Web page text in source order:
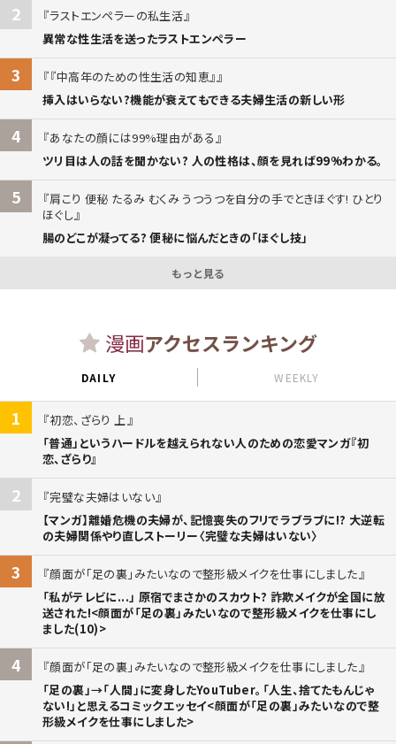
2
ラストエンペラーの私生活
異常な性生活を送ったラストエンペラー
3
『中高年のための性生活の知恵』
挿入はいらない?機能が衰えてもできる夫婦生活の新しい形
4
あなたの顔には99%理由がある
ツリ目は人の話を聞かない? 人の性格は、顔を見れば99%わかる。
5
肩こり 便秘 たるみ むくみ うつうつを自分の手でときほぐす! ひとり
ほぐし
腸のどこが凝ってる? 便秘に悩んだときの「ほぐし技」
もっと見る
漫画アクセスランキング
DAILY WEEKLY
1
初恋、ざらり 上
「普通」というハードルを越えられない人のための恋愛マンガ『初
恋、ざらり』
2
完璧な夫婦はいない
【マンガ】離婚危機の夫婦が、記憶喪失のフリでラブラブに!? 大逆転
の夫婦関係やり直しストーリー〈完璧な夫婦はいない〉
3
顔面が「足の裏」みたいなので整形級メイクを仕事にしました
「私がテレビに...」 原宿でまさかのスカウト? 詐欺メイクが全国に放
送された!<顔面が「足の裏」みたいなので整形級メイクを仕事にし
ました(10)>
4
顔面が「足の裏」みたいなので整形級メイクを仕事にしました
「足の裏」→「人間」に変身したYouTuber。「人生、捨てたもんじゃ
ない!」と思えるコミックエッセイ<顔面が「足の裏」みたいなので整
形級メイクを仕事にしました>